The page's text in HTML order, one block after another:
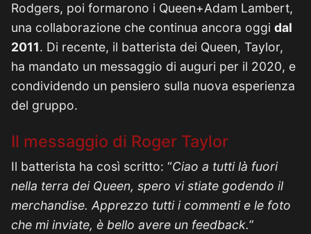
Rodgers, poi formarono i Queen+Adam Lambert,
una collaborazione che continua ancora oggi dal
2011. Di recente, il batterista dei Queen, Taylor,
ha mandato un messaggio di auguri per il 2020, e
condividendo un pensiero sulla nuova esperienza
del gruppo.
Il messaggio di Roger Taylor
Il batterista ha così scritto: “Ciao a tutti là fuori
nella terra dei Queen, spero vi stiate godendo il
merchandise. Apprezzo tutti i commenti e le foto
che mi inviate, è bello avere un feedback.”